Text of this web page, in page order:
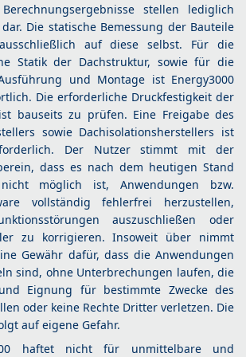
stellen lediglich
Die statische Bemessung der Bauteile
auf diese selbst. Für die
Statik der Dachstruktur, sowie für die
und Montage ist Energy3000
Die erforderliche Druckfestigkeit der
bauseits zu prüfen. Eine Freigabe des
sowie Dachisolationsherstellers ist
Der Nutzer stimmt mit der
dass es nach dem heutigen Stand
möglich ist, Anwendungen bzw.
vollständig fehlerfrei herzustellen,
auszuschließen oder
zu korrigieren. Insoweit über nimmt
Gewähr dafür, dass die Anwendungen
sind, ohne Unterbrechungen laufen, die
Eignung für bestimmte Zwecke des
oder keine Rechte Dritter verletzen. Die
auf eigene Gefahr.
haftet nicht für unmittelbare und